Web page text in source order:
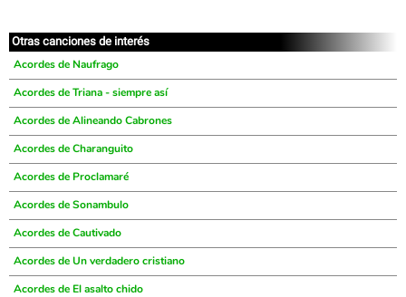
Otras canciones de interés
Acordes de Naufrago
Acordes de Triana - siempre así
Acordes de Alineando Cabrones
Acordes de Charanguito
Acordes de Proclamaré
Acordes de Sonambulo
Acordes de Cautivado
Acordes de Un verdadero cristiano
Acordes de El asalto chido